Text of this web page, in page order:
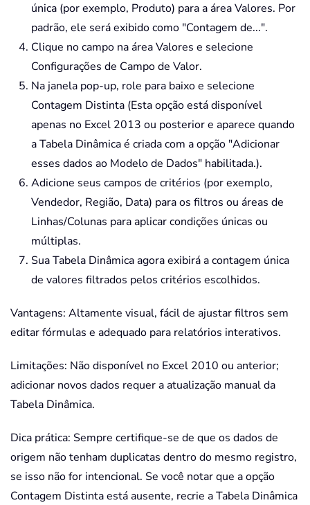
única (por exemplo, Produto) para a área Valores. Por
padrão, ele será exibido como "Contagem de...".
Clique no campo na área Valores e selecione
Configurações de Campo de Valor.
Na janela pop-up, role para baixo e selecione
Contagem Distinta (Esta opção está disponível
apenas no Excel 2013 ou posterior e aparece quando
a Tabela Dinâmica é criada com a opção "Adicionar
esses dados ao Modelo de Dados" habilitada.).
Adicione seus campos de critérios (por exemplo,
Vendedor, Região, Data) para os filtros ou áreas de
Linhas/Colunas para aplicar condições únicas ou
múltiplas.
Sua Tabela Dinâmica agora exibirá a contagem única
de valores filtrados pelos critérios escolhidos.
Vantagens: Altamente visual, fácil de ajustar filtros sem
editar fórmulas e adequado para relatórios interativos.
Limitações: Não disponível no Excel 2010 ou anterior;
adicionar novos dados requer a atualização manual da
Tabela Dinâmica.
Dica prática: Sempre certifique-se de que os dados de
origem não tenham duplicatas dentro do mesmo registro,
se isso não for intencional. Se você notar que a opção
Contagem Distinta está ausente, recrie a Tabela Dinâmica